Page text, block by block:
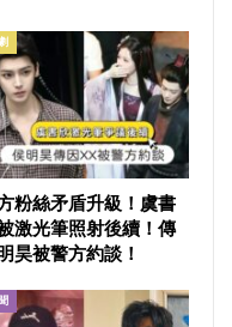
粉絲矛盾升級！虞書
激光筆照射後續！傳
昊被警方約談！